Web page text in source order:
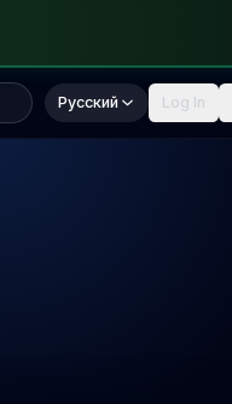
Русский Log In